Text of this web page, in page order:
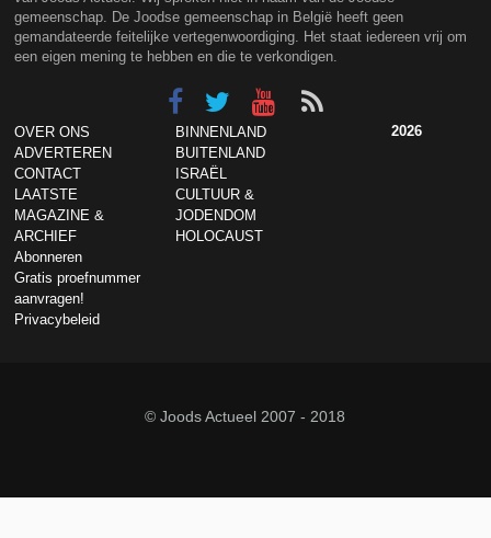
gemeenschap. De Joodse gemeenschap in België heeft geen
gemandateerde feitelijke vertegenwoordiging. Het staat iedereen vrij om
een eigen mening te hebben en die te verkondigen.
OVER ONS
ADVERTEREN
CONTACT
LAATSTE
MAGAZINE &
ARCHIEF
Abonneren
Gratis proefnummer
aanvragen!
Privacybeleid
BINNENLAND
BUITENLAND
ISRAËL
CULTUUR &
JODENDOM
HOLOCAUST
2026
© Joods Actueel 2007 - 2018